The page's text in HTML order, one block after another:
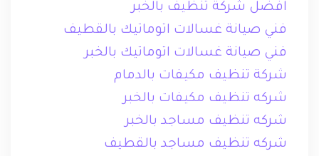
افضل شركة تنظيف بالخبر
فني صيانة غسالات اتوماتيك بالقطيف
فني صيانة غسالات اتوماتيك بالخبر
شركة تنظيف مكيفات بالدمام
شركه تنظيف مكيفات بالخبر
شركه تنظيف مساجد بالخبر
شركه تنظيف مساجد بالقطيف